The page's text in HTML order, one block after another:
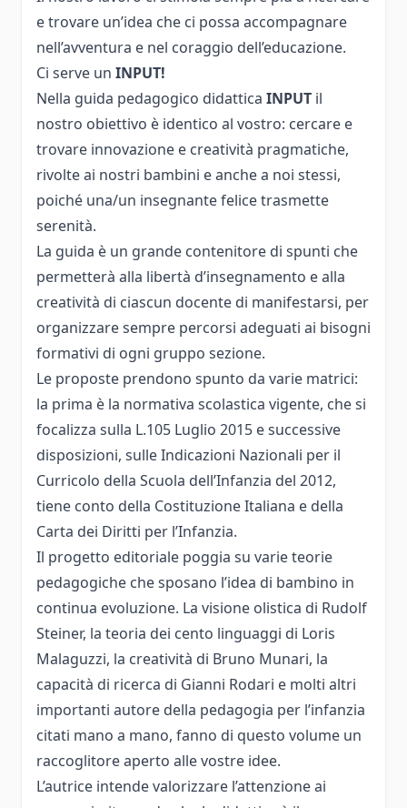
e trovare un’idea che ci possa accompagnare
nell’avventura e nel coraggio dell’educazione.
Ci serve un INPUT!
Nella guida pedagogico didattica INPUT il
nostro obiettivo è identico al vostro: cercare e
trovare innovazione e creatività pragmatiche,
rivolte ai nostri bambini e anche a noi stessi,
poiché una/un insegnante felice trasmette
serenità.
La guida è un grande contenitore di spunti che
permetterà alla libertà d’insegnamento e alla
creatività di ciascun docente di manifestarsi, per
organizzare sempre percorsi adeguati ai bisogni
formativi di ogni gruppo sezione.
Le proposte prendono spunto da varie matrici:
la prima è la normativa scolastica vigente, che si
focalizza sulla L.105 Luglio 2015 e successive
disposizioni, sulle Indicazioni Nazionali per il
Curricolo della Scuola dell’Infanzia del 2012,
tiene conto della Costituzione Italiana e della
Carta dei Diritti per l’Infanzia.
Il progetto editoriale poggia su varie teorie
pedagogiche che sposano l’idea di bambino in
continua evoluzione. La visione olistica di Rudolf
Steiner, la teoria dei cento linguaggi di Loris
Malaguzzi, la creatività di Bruno Munari, la
capacità di ricerca di Gianni Rodari e molti altri
importanti autore della pedagogia per l’infanzia
citati mano a mano, fanno di questo volume un
raccoglitore aperto alle vostre idee.
L’autrice intende valorizzare l’attenzione ai